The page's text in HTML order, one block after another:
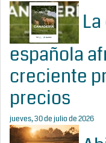
española
creciente
precios
jueves, 30 de julio de 2026